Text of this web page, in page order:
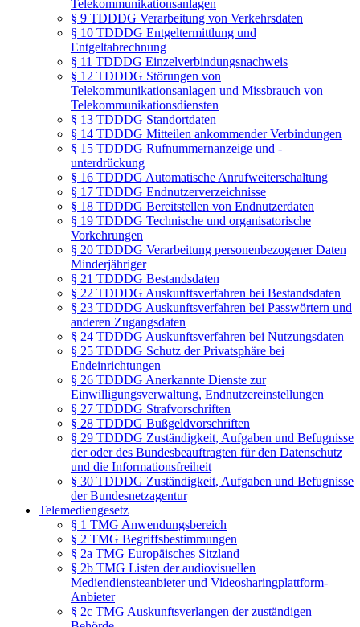
Telekommunikationsanlagen
§ 9 TDDDG Verarbeitung von Verkehrsdaten
§ 10 TDDDG Entgeltermittlung und
Entgeltabrechnung
§ 11 TDDDG Einzelverbindungsnachweis
§ 12 TDDDG Störungen von
Telekommunikationsanlagen und Missbrauch von
Telekommunikationsdiensten
§ 13 TDDDG Standortdaten
§ 14 TDDDG Mitteilen ankommender Verbindungen
§ 15 TDDDG Rufnummernanzeige und -
unterdrückung
§ 16 TDDDG Automatische Anrufweiterschaltung
§ 17 TDDDG Endnutzerverzeichnisse
§ 18 TDDDG Bereitstellen von Endnutzerdaten
§ 19 TDDDG Technische und organisatorische
Vorkehrungen
§ 20 TDDDG Verarbeitung personenbezogener Daten
Minderjähriger
§ 21 TDDDG Bestandsdaten
§ 22 TDDDG Auskunftsverfahren bei Bestandsdaten
§ 23 TDDDG Auskunftsverfahren bei Passwörtern und
anderen Zugangsdaten
§ 24 TDDDG Auskunftsverfahren bei Nutzungsdaten
§ 25 TDDDG Schutz der Privatsphäre bei
Endeinrichtungen
§ 26 TDDDG Anerkannte Dienste zur
Einwilligungsverwaltung, Endnutzereinstellungen
§ 27 TDDDG Strafvorschriften
§ 28 TDDDG Bußgeldvorschriften
§ 29 TDDDG Zuständigkeit, Aufgaben und Befugnisse
der oder des Bundesbeauftragten für den Datenschutz
und die Informationsfreiheit
§ 30 TDDDG Zuständigkeit, Aufgaben und Befugnisse
der Bundesnetzagentur
Telemediengesetz
§ 1 TMG Anwendungsbereich
§ 2 TMG Begriffsbestimmungen
§ 2a TMG Europäisches Sitzland
§ 2b TMG Listen der audiovisuellen
Mediendiensteanbieter und Videosharingplattform-
Anbieter
§ 2c TMG Auskunftsverlangen der zuständigen